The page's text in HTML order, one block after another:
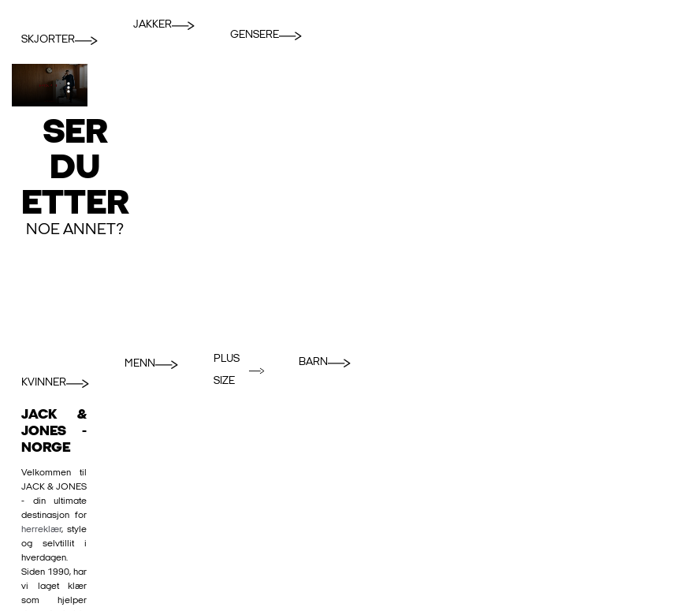
SKJORTER
JAKKER
GENSERE
SER
DU
ETTER
NOE ANNET?
KVINNER
MENN
PLUS
SIZE
BARN
JACK &
JONES -
NORGE
Velkommen til
JACK & JONES
- din ultimate
destinasjon for
herreklær, style
og selvtillit i
hverdagen.
Siden 1990, har
vi laget klær
som hjelper